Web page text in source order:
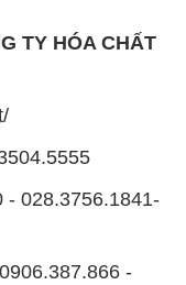
TY HÓA CHẤT
- 028.3756.1841-
-